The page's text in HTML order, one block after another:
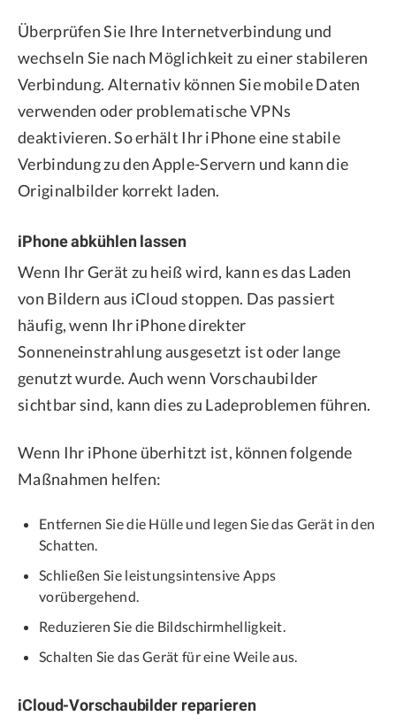
Überprüfen Sie Ihre Internetverbindung und
wechseln Sie nach Möglichkeit zu einer stabileren
Verbindung. Alternativ können Sie mobile Daten
verwenden oder problematische VPNs
deaktivieren. So erhält Ihr iPhone eine stabile
Verbindung zu den Apple-Servern und kann die
Originalbilder korrekt laden.
iPhone abkühlen lassen
Wenn Ihr Gerät zu heiß wird, kann es das Laden
von Bildern aus iCloud stoppen. Das passiert
häufig, wenn Ihr iPhone direkter
Sonneneinstrahlung ausgesetzt ist oder lange
genutzt wurde. Auch wenn Vorschaubilder
sichtbar sind, kann dies zu Ladeproblemen führen.
Wenn Ihr iPhone überhitzt ist, können folgende
Maßnahmen helfen:
Entfernen Sie die Hülle und legen Sie das Gerät in den
Schatten.
Schließen Sie leistungsintensive Apps
vorübergehend.
Reduzieren Sie die Bildschirmhelligkeit.
Schalten Sie das Gerät für eine Weile aus.
iCloud-Vorschaubilder reparieren